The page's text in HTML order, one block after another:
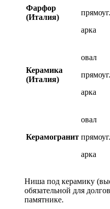
Фарфор
(Италия)
прямоуг.
арка
Керамика
(Италия)
овал
прямоуг.
арка
Керамогранит
овал
прямоуг.
арка
Ниша под керамику
обязательной для
памятнике.